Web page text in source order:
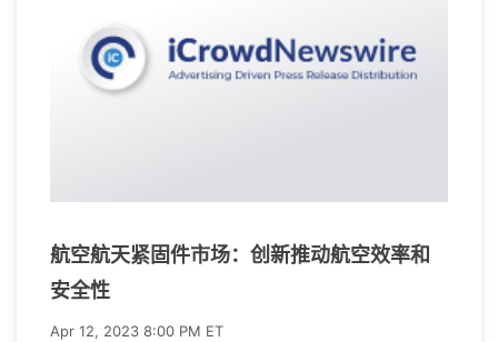
航空航天紧固件市场：创新推动航空效率和
安全性
Apr 12, 2023 8:00 PM ET